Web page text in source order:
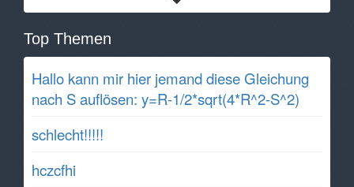
Top Themen
Hallo kann mir hier jemand diese Gleichung
nach S auflösen: y=R-1/2*sqrt(4*R^2-S^2)
schlecht!!!!!
hczcfhi